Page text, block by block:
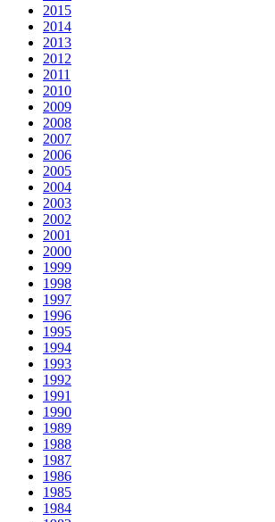
2015
2014
2013
2012
2011
2010
2009
2008
2007
2006
2005
2004
2003
2002
2001
2000
1999
1998
1997
1996
1995
1994
1993
1992
1991
1990
1989
1988
1987
1986
1985
1984